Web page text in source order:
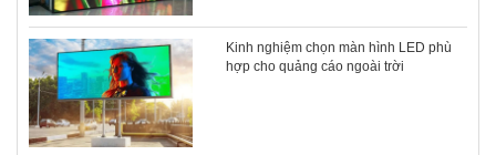
Kinh nghiệm chọn màn hình LED phù
hợp cho quảng cáo ngoài trời